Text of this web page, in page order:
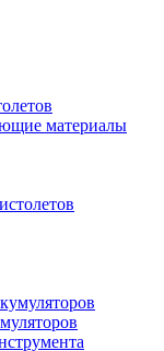
материалы